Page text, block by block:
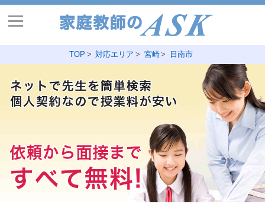
TOP 対応エリア 宮崎 日南市